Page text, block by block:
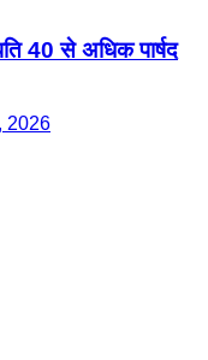
40 से अधिक पार्षद
2026